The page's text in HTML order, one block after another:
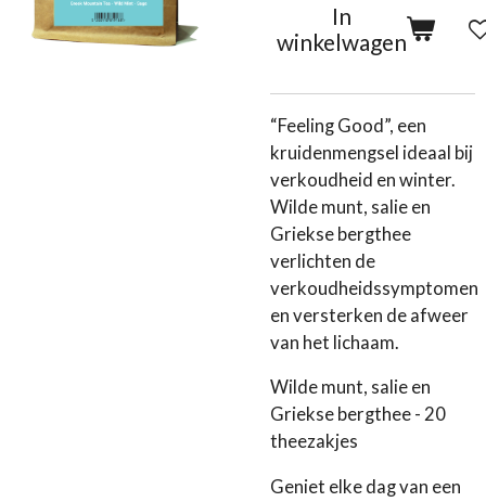
In
winkelwagen
“Feeling Good”, een
kruidenmengsel ideaal bij
verkoudheid en winter.
Wilde munt, salie en
Griekse bergthee
verlichten de
verkoudheidssymptomen
en versterken de afweer
van het lichaam.
Wilde munt, salie en
Griekse bergthee - 20
theezakjes
Geniet elke dag van een